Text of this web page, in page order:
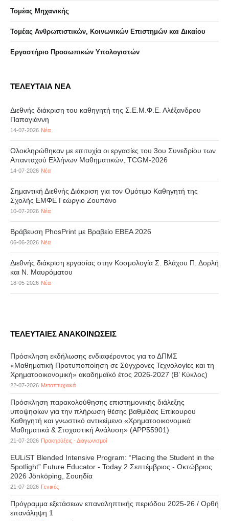
Τομέας Μηχανικής
Τομέας Ανθρωπιστικών, Κοινωνικών Επιστημών και Δικαίου
Eργαστήριo Προσωπικών Υπολογιστών
ΤΕΛΕΥΤΑΙΑ ΝΕΑ
Διεθνής διάκριση του καθηγητή της Σ.Ε.Μ.Φ.Ε. Αλέξανδρου
Παπαγιάννη
14-07-2026 Νέα
Ολοκληρώθηκαν με επιτυχία οι εργασίες του 3ου Συνεδρίου των
Απανταχού Ελλήνων Μαθηματικών, TCGM-2026
14-07-2026 Νέα
Σημαντική Διεθνής Διάκριση για τον Ομότιμο Καθηγητή της
Σχολής ΕΜΦΕ Γεώργιο Ζουπάνο
10-07-2026 Νέα
Βράβευση PhosPrint με Βραβείο ΕΒΕΑ 2026
06-06-2026 Νέα
Διεθνής διάκριση εργασίας στην Κοσμολογία Σ. Βλάχου Π. Δορλή
και Ν. Μαυρόματου
18-05-2026 Νέα
ΤΕΛΕΥΤΑΙΕΣ ΑΝΑΚΟΙΝΩΣΕΙΣ
Πρόσκληση εκδήλωσης ενδιαφέροντος για το ΔΠΜΣ
«Μαθηματική Προτυποποίηση σε Σύγχρονες Τεχνολογίες και τη
Χρηματοοικονομική» ακαδημαϊκό έτος 2026-2027 (B’ Kύκλος)
22-07-2026 Μεταπτυχιακά
Πρόσκληση παρακολούθησης επιστημονικής διάλεξης
υποψηφίων για την πλήρωση θέσης βαθμίδας Επίκουρου
Καθηγητή και γνωστικό αντικείμενο «Χρηματοοικονομικά
Μαθηματικά & Στοχαστική Ανάλυση» (APP55901)
21-07-2026 Προκηρύξεις - Διαγωνισμοί
EULiST Blended Intensive Program: “Placing the Student in the
Spotlight” Future Educator - Today 2 Σεπτέμβριος - Οκτώβριος
2026 Jönköping, Σουηδία
21-07-2026 Γενικές
Πρόγραμμα εξετάσεων επαναληπτικής περιόδου 2025-26 / Ορθή
επανάληψη 1